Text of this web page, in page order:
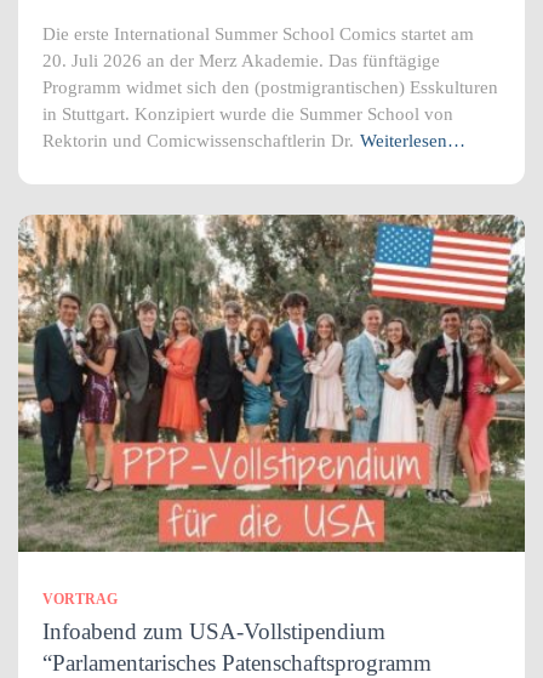
Die erste International Summer School Comics startet am
20. Juli 2026 an der Merz Akademie. Das fünftägige
Programm widmet sich den (postmigrantischen) Esskulturen
in Stuttgart. Konzipiert wurde die Summer School von
Rektorin und Comicwissenschaftlerin Dr. Weiterlesen…
VORTRAG
Infoabend zum USA-Vollstipendium
“Parlamentarisches Patenschaftsprogramm